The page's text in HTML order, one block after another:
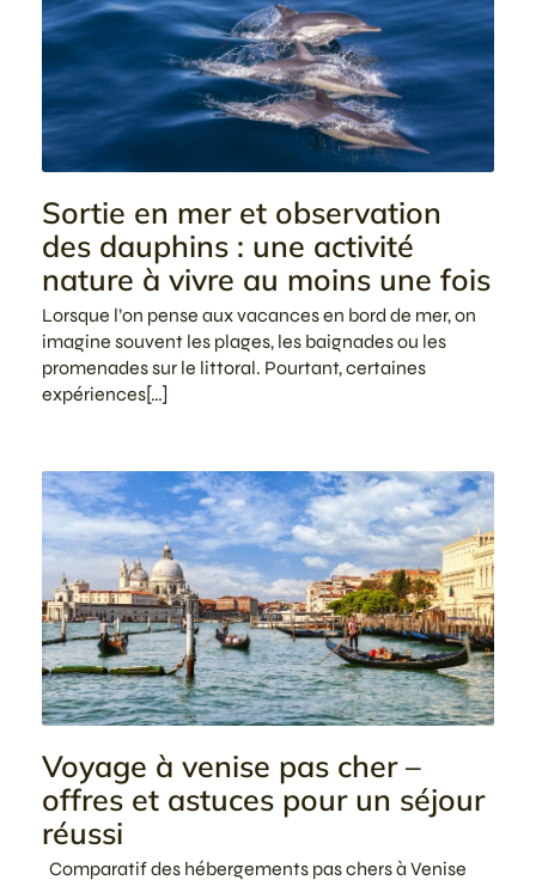
Sortie en mer et observation
des dauphins : une activité
nature à vivre au moins une fois
Lorsque l’on pense aux vacances en bord de mer, on
imagine souvent les plages, les baignades ou les
promenades sur le littoral. Pourtant, certaines
expériences[…]
Voyage à venise pas cher –
offres et astuces pour un séjour
réussi
Comparatif des hébergements pas chers à Venise